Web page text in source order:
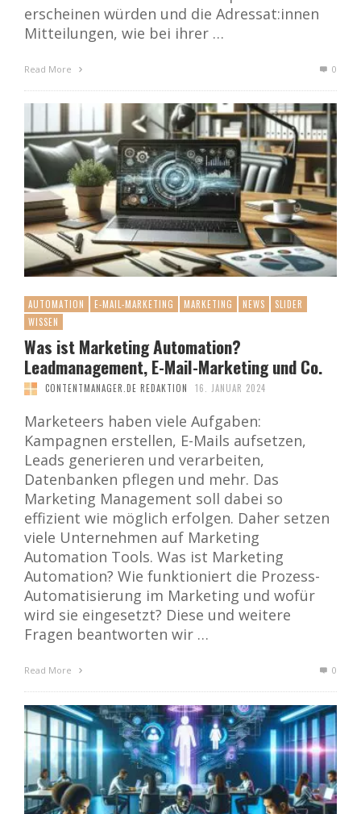
erscheinen würden und die Adressat:innen
Mitteilungen, wie bei ihrer …
Read More 0
AUTOMATION E-MAIL-MARKETING MARKETING NEWS
SLIDER
WISSEN
Was ist Marketing Automation?
Leadmanagement, E-Mail-Marketing und Co.
CONTENTMANAGER.DE REDAKTION 16. JANUAR 2024
Marketeers haben viele Aufgaben:
Kampagnen erstellen, E-Mails aufsetzen,
Leads generieren und verarbeiten,
Datenbanken pflegen und mehr. Das
Marketing Management soll dabei so
effizient wie möglich erfolgen. Daher setzen
viele Unternehmen auf Marketing
Automation Tools. Was ist Marketing
Automation? Wie funktioniert die Prozess-
Automatisierung im Marketing und wofür
wird sie eingesetzt? Diese und weitere
Fragen beantworten wir …
Read More 0